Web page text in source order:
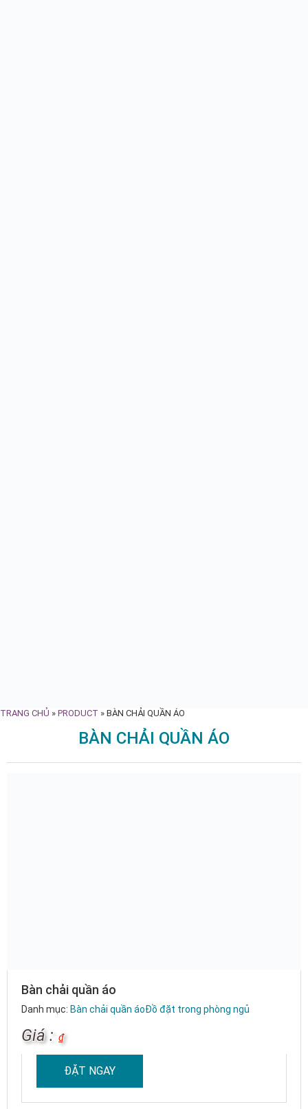
TRANG CHỦ » PRODUCT » BÀN CHẢI QUẦN ÁO
BÀN CHẢI QUẦN ÁO
Bàn chải quần áo
Danh mục: Bàn chải quần áoĐồ đặt trong phòng ngủ
Giá : ₫
ĐẶT NGAY